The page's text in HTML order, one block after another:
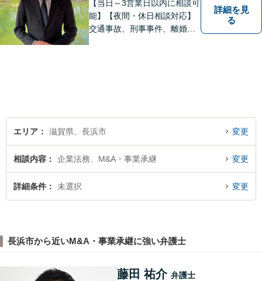
【当日～3営業日以内に相談可
能】【夜間・休日相談対応】
交通事故、刑事事件、離婚・
詳細を見
る
エリア 滋賀県、長浜市 変更
相談内容 企業法務、M&A・事業承継 変更
詳細条件 未選択 変更
長浜市から近いM&A・事業承継に強い弁護士
藤田 祐介 弁護士